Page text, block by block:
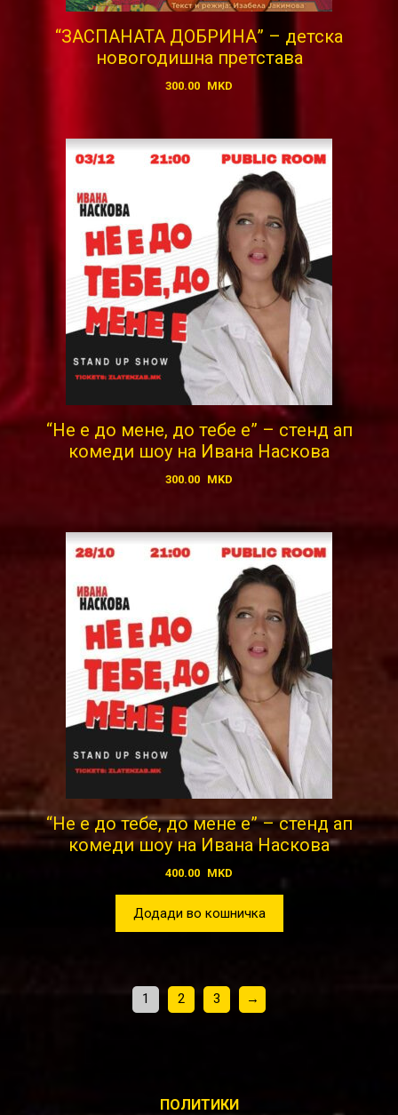
“ЗАСПАНАТА ДОБРИНА” – детска
новогодишна претстава
300.00 MKD
“Не е до мене, до тебе е” – стенд ап
комеди шоу на Ивана Наскова
300.00 MKD
“Не е до тебе, до мене е” – стенд ап
комеди шоу на Ивана Наскова
400.00 MKD
Додади во кошничка
1 2 3 →
ПОЛИТИКИ